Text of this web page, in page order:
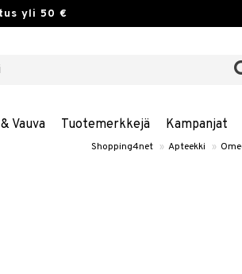
yli 50 €
Vauva Tuotemerkkejä Kampanjat
Shopping4net » Apteekki »